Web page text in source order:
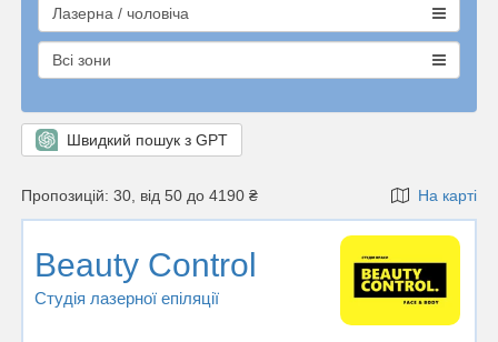
Лазерна / чоловіча
Всі зони
Швидкий пошук з GPT
Пропозицій: 30, від 50 до 4190 ₴ На карті
Beauty Control
Студія лазерної епіляції